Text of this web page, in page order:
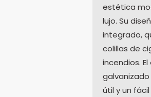
estética
lujo. Su
integrado,
colillas de
incendios.
útil y un